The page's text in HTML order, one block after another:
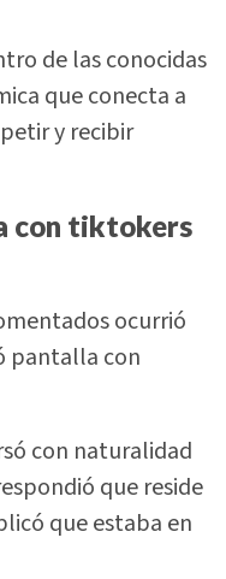
de las conocidas
que conecta a
y recibir
con tiktokers
ocurrió
pantalla con
con naturalidad
que reside
que estaba en